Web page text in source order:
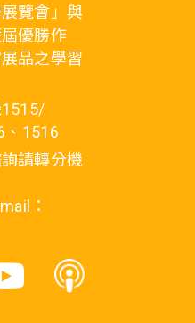
覽會」與
優勝作
品之學習
、1516
請轉分機
：